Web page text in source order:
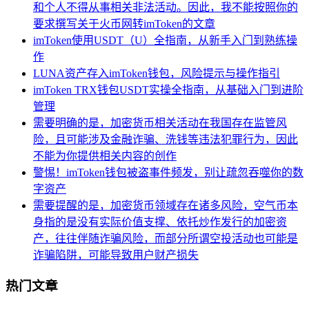
和个人不得从事相关非法活动。因此，我不能按照你的
要求撰写关于火币网转imToken的文章
imToken使用USDT（U）全指南，从新手入门到熟练操
作
LUNA资产存入imToken钱包，风险提示与操作指引
imToken TRX钱包USDT实操全指南，从基础入门到进阶
管理
需要明确的是，加密货币相关活动在我国存在监管风
险，且可能涉及金融诈骗、洗钱等违法犯罪行为，因此
不能为你提供相关内容的创作
警惕！imToken钱包被盗事件频发，别让疏忽吞噬你的数
字资产
需要提醒的是，加密货币领域存在诸多风险，空气币本
身指的是没有实际价值支撑、依托炒作发行的加密资
产，往往伴随诈骗风险，而部分所谓空投活动也可能是
诈骗陷阱，可能导致用户财产损失
热门文章